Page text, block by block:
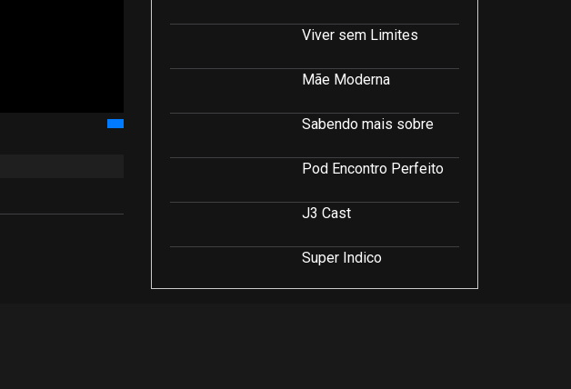
Viver sem Limites
Mãe Moderna
Sabendo mais sobre
Pod Encontro Perfeito
J3 Cast
Super Indico